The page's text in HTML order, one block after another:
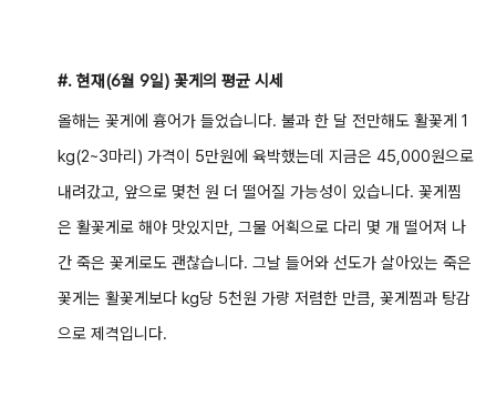
#. 현재(6월 9일) 꽃게의 평균 시세
올해는 꽃게에 흉어가 들었습니다. 불과 한 달 전만해도 활꽃게 1
kg(2~3마리) 가격이 5만원에 육박했는데 지금은 45,000원으로
내려갔고, 앞으로 몇천 원 더 떨어질 가능성이 있습니다. 꽃게찜
은 활꽃게로 해야 맛있지만, 그물 어획으로 다리 몇 개 떨어져 나
간 죽은 꽃게로도 괜찮습니다. 그날 들어와 선도가 살아있는 죽은
꽃게는 활꽃게보다 kg당 5천원 가량 저렴한 만큼, 꽃게찜과 탕감
으로 제격입니다.